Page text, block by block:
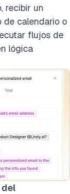
recibir un
de calendario o
flujos de
lógica